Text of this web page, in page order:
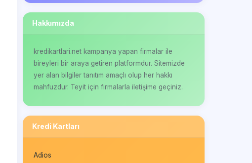
Hakkımızda
kredikartlari.net kampanya yapan firmalar ile
bireyleri bir araya getiren platformdur. Sitemizde
yer alan bilgiler tanıtım amaçlı olup her hakkı
mahfuzdur. Teyit için firmalarla iletişime geçiniz.
Kredi Kartları
Adios